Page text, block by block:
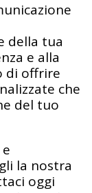
della tua
e alla
di offrire
che
del tuo
la nostra
oggi